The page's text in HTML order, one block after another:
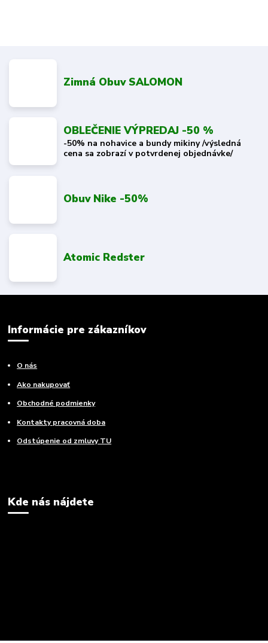
Zimná Obuv SALOMON
OBLEČENIE VÝPREDAJ -50 %
-50% na nohavice a bundy mikiny /výsledná
cena sa zobrazí v potvrdenej objednávke/
Obuv Nike -50%
Atomic Redster
Informácie pre zákazníkov
O nás
Ako nakupovať
Obchodné podmienky
Kontakty pracovná doba
Odstúpenie od zmluvy TU
Kde nás nájdete